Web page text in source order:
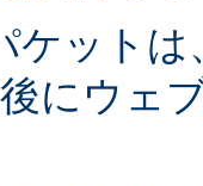
ケットは
にウェ